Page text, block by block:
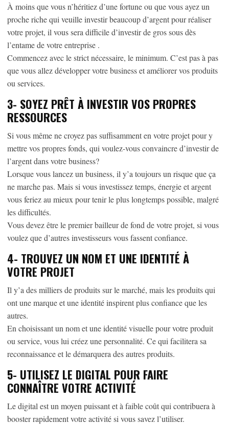
À moins que vous n’héritiez d’une fortune ou que vous ayez un
proche riche qui veuille investir beaucoup d’argent pour réaliser
votre projet, il vous sera difficile d’investir de gros sous dès
l’entame de votre entreprise .
Commencez avec le strict nécessaire, le minimum. C’est pas à pas
que vous allez développer votre business et améliorer vos produits
ou services.
3- SOYEZ PRÊT À INVESTIR VOS PROPRES
RESSOURCES
Si vous même ne croyez pas suffisamment en votre projet pour y
mettre vos propres fonds, qui voulez-vous convaincre d’investir de
l’argent dans votre business?
Lorsque vous lancez un business, il y’a toujours un risque que ça
ne marche pas. Mais si vous investissez temps, énergie et argent
vous feriez au mieux pour tenir le plus longtemps possible, malgré
les difficultés.
Vous devez être le premier bailleur de fond de votre projet, si vous
voulez que d’autres investisseurs vous fassent confiance.
4- TROUVEZ UN NOM ET UNE IDENTITÉ À
VOTRE PROJET
Il y’a des milliers de produits sur le marché, mais les produits qui
ont une marque et une identité inspirent plus confiance que les
autres.
En choisissant un nom et une identité visuelle pour votre produit
ou service, vous lui créez une personnalité. Ce qui facilitera sa
reconnaissance et le démarquera des autres produits.
5- UTILISEZ LE DIGITAL POUR FAIRE
CONNAÎTRE VOTRE ACTIVITÉ
Le digital est un moyen puissant et à faible coût qui contribuera à
booster rapidement votre activité si vous savez l’utiliser.